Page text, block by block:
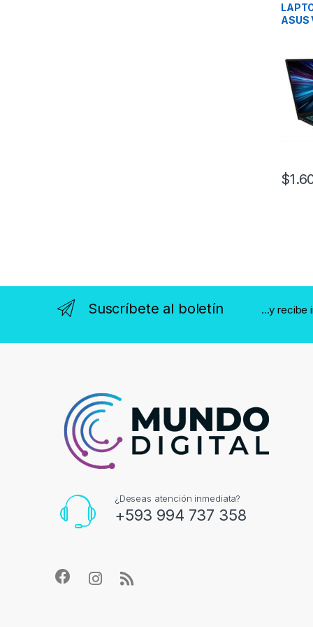
ASUS
8GB /
$
Suscríbete al boletín ...y recibe
¿Deseas atención inmediata?
+593 994 737 358